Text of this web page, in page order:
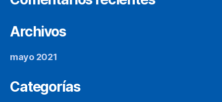
Archivos
mayo 2021
Categorías